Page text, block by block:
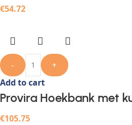
€54.72
-
+
Add to cart
Provira Hoekbank met
€105.75